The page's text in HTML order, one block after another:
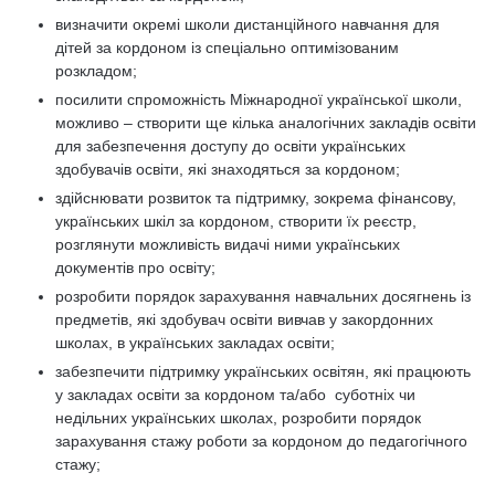
визначити окремі школи дистанційного навчання для
дітей за кордоном із спеціально оптимізованим
розкладом;
посилити спроможність Міжнародної української школи,
можливо – створити ще кілька аналогічних закладів освіти
для забезпечення доступу до освіти українських
здобувачів освіти, які знаходяться за кордоном;
здійснювати розвиток та підтримку, зокрема фінансову,
українських шкіл за кордоном, створити їх реєстр,
розглянути можливість видачі ними українських
документів про освіту;
розробити порядок зарахування навчальних досягнень із
предметів, які здобувач освіти вивчав у закордонних
школах, в українських закладах освіти;
забезпечити підтримку українських освітян, які працюють
у закладах освіти за кордоном та/або суботніх чи
недільних українських школах, розробити порядок
зарахування стажу роботи за кордоном до педагогічного
стажу;